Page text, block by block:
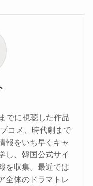
でに視聴した作品
コメ、時代劇まで
報をいち早くキャ
し、韓国公式サイ
を収集。最近では
全体のドラマトレ